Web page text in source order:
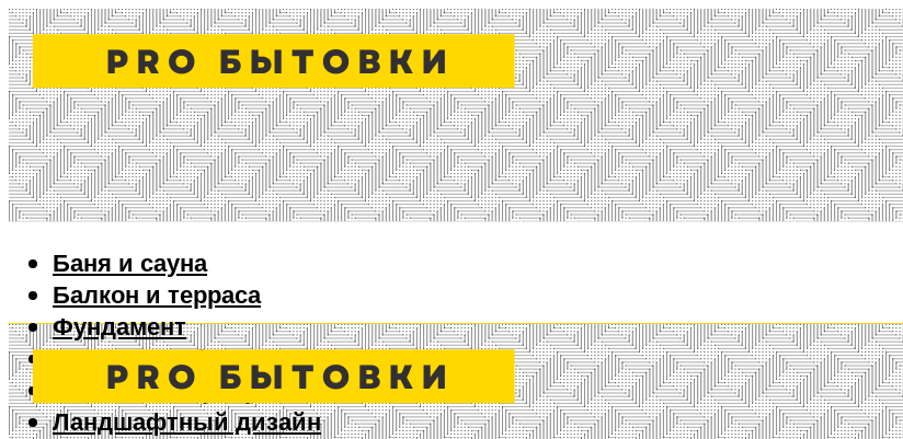
Баня и сауна
Балкон и терраса
Фундамент
Ворота и забор
Дизайн интерьера
Ландшафтный дизайн